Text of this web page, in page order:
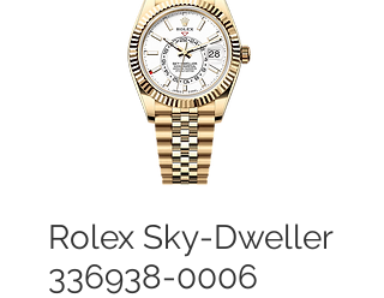
Rolex Sky-Dweller
336938-0006